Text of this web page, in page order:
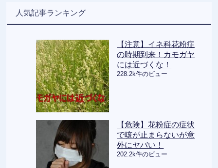
人気記事ランキング
【注意】イネ科花粉症
の時期到来！カモガヤ
には近づくな！
228.2k件のビュー
【危険】花粉症の症状
で咳が止まらないが意
外にヤバい！
202.2k件のビュー